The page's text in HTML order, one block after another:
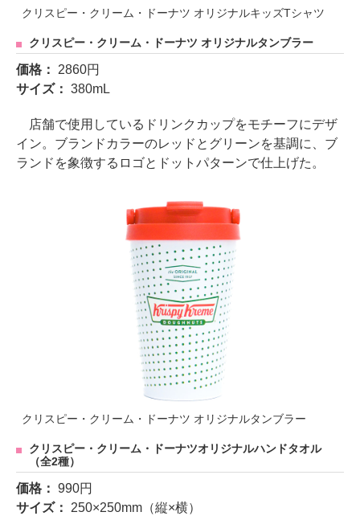
クリスピー・クリーム・ドーナツ オリジナルキッズTシャツ
クリスピー・クリーム・ドーナツ オリジナルタンブラー
価格： 2860円
サイズ： 380mL
店舗で使用しているドリンクカップをモチーフにデザ
イン。ブランドカラーのレッドとグリーンを基調に、ブ
ランドを象徴するロゴとドットパターンで仕上げた。
クリスピー・クリーム・ドーナツ オリジナルタンブラー
クリスピー・クリーム・ドーナツオリジナルハンドタオル
（全2種）
価格： 990円
サイズ： 250×250mm（縦×横）